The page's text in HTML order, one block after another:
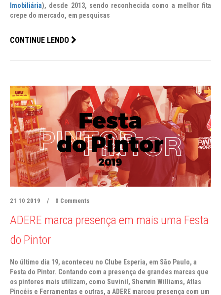
Imobiliária), desde 2013, sendo reconhecida como a melhor fita
crepe do mercado, em pesquisas
CONTINUE LENDO
21 10 2019 / 0 Comments
ADERE marca presença em mais uma Festa
do Pintor
No último dia 19, aconteceu no Clube Esperia, em São Paulo, a
Festa do Pintor. Contando com a presença de grandes marcas que
os pintores mais utilizam, como Suvinil, Sherwin Williams, Atlas
Pincéis e Ferramentas e outras, a ADERE marcou presença com um